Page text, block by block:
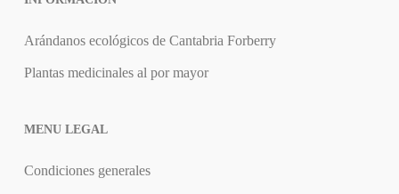
Arándanos ecológicos de Cantabria Forberry
Plantas medicinales al por mayor
MENU LEGAL
Condiciones generales